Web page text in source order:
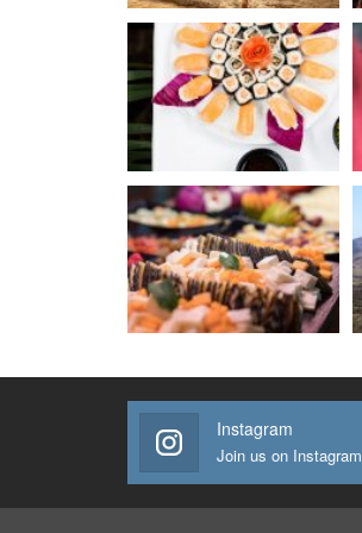
Instagram
Join us on Instagram